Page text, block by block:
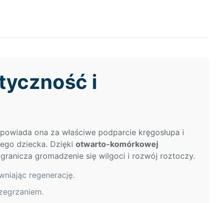
i
ona za właściwe podparcie kręgosłupa i
dziecka. Dziękiotwarto-komórkowej
gromadzenie się wilgoci i rozwój roztoczy.
regenerację.